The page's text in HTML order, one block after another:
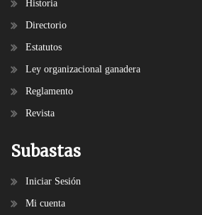
Historia
Directorio
Estatutos
Ley organizacional ganadera
Reglamento
Revista
Subastas
Iniciar Sesión
Mi cuenta